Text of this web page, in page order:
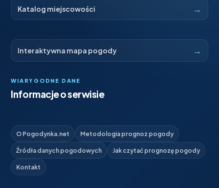
Katalog miejscowości →
Interaktywna mapa pogody →
WIARYGODNE DANE
Informacje o serwisie
O Pogodynka.net Metodologia prognoz pogody
Źródła danych pogodowych Jak czytać prognozę pogody
Kontakt